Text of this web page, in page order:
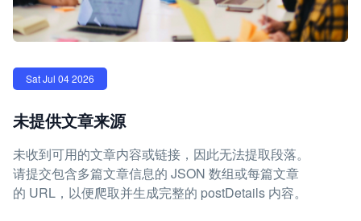
Sat Jul 04 2026
未提供文章来源
未收到可用的文章内容或链接，因此无法提取段落。
请提交包含多篇文章信息的 JSON 数组或每篇文章
的 URL，以便爬取并生成完整的 postDetails 内容。